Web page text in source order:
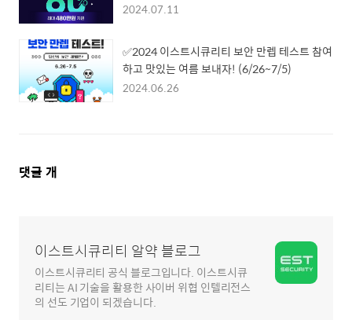
2024.07.11
✅2024 이스트시큐리티 보안 만렙 테스트 참여
하고 맛있는 여름 보내자! (6/26~7/5)
2024.06.26
댓
댓글 개
이스트시큐리티 알약 블로그
이스트시큐리티 공식 블로그입니다. 이스트시큐
리티는 AI 기술을 활용한 사이버 위협 인텔리전스
의 선도 기업이 되겠습니다.